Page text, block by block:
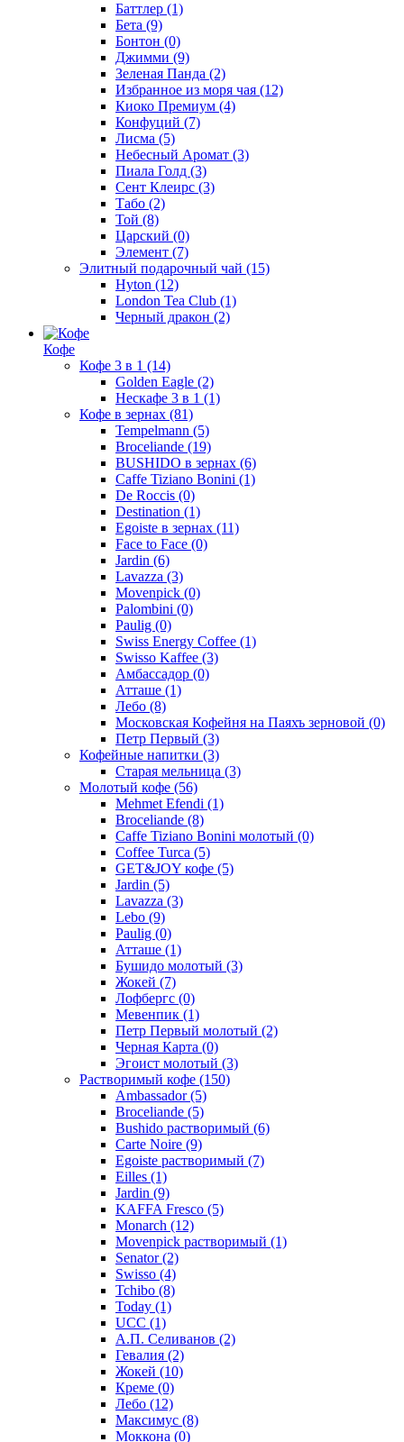
Баттлер (1)
Бета (9)
Бонтон (0)
Джимми (9)
Зеленая Панда (2)
Избранное из моря чая (12)
Киоко Премиум (4)
Конфуций (7)
Лисма (5)
Небесный Аромат (3)
Пиала Голд (3)
Сент Клеирс (3)
Табо (2)
Той (8)
Царский (0)
Элемент (7)
Элитный подарочный чай (15)
Hyton (12)
London Tea Club (1)
Черный дракон (2)
Кофе
Кофе 3 в 1 (14)
Golden Eagle (2)
Нескафе 3 в 1 (1)
Кофе в зернах (81)
Tempelmann (5)
Broceliande (19)
BUSHIDO в зернах (6)
Caffe Tiziano Bonini (1)
De Roccis (0)
Destination (1)
Egoiste в зернах (11)
Face to Face (0)
Jardin (6)
Lavazza (3)
Movenpick (0)
Palombini (0)
Paulig (0)
Swiss Energy Coffee (1)
Swisso Kaffee (3)
Амбассадор (0)
Атташе (1)
Лебо (8)
Московская Кофейня на Паяхъ зерновой (0)
Петр Первый (3)
Кофейные напитки (3)
Старая мельница (3)
Молотый кофе (56)
Mehmet Efendi (1)
Broceliande (8)
Caffe Tiziano Bonini молотый (0)
Coffee Turca (5)
GET&JOY кофе (5)
Jardin (5)
Lavazza (3)
Lebo (9)
Paulig (0)
Атташе (1)
Бушидо молотый (3)
Жокей (7)
Лофбергс (0)
Мевенпик (1)
Петр Первый молотый (2)
Черная Карта (0)
Эгоист молотый (3)
Растворимый кофе (150)
Ambassador(5)
Broceliande (5)
Bushido растворимый (6)
Carte Noire (9)
Egoiste растворимый (7)
Eilles (1)
Jardin (9)
KAFFA Fresco (5)
Monarch (12)
Movenpick растворимый (1)
Senator(2)
Swisso (4)
Tchibo (8)
Today (1)
UCC (1)
А.П. Селиванов (2)
Гевалия (2)
Жокей (10)
Креме (0)
Лебо (12)
Максимус (8)
Моккона (0)